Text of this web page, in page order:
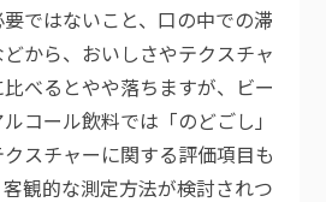
ではないこと、口の中での滞
から、おいしさやテクスチャ
べるとやや落ちますが、ビー
コール飲料では「のどごし」
クスチャーに関する評価項目も
観的な測定方法が検討されつ